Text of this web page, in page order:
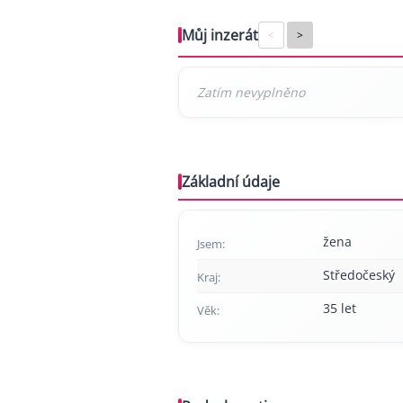
Můj inzerát < >
Základní údaje
Jsem: žena
Kraj: Středočeský
Věk: 35 let